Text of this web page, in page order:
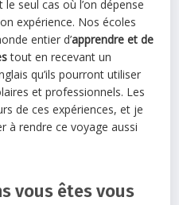
seul cas où l’on dépense
expérience. Nos écoles
entier d’apprendre et de
tout en recevant un
qu’ils pourront utiliser
et professionnels. Les
de ces expériences, et je
à rendre ce voyage aussi
vous êtes vous